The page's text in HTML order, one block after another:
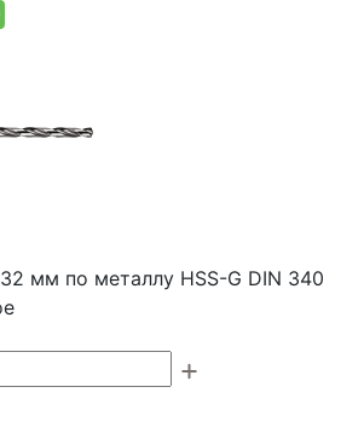
мм по металлу HSS-G DIN 340